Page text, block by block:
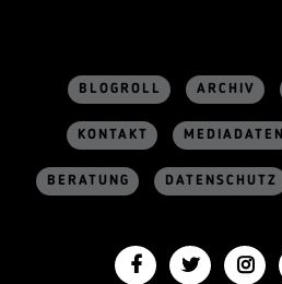
BLOGROLL ARCHIV
KONTAKT MEDIADATEN
BERATUNG DATENSCHUTZ